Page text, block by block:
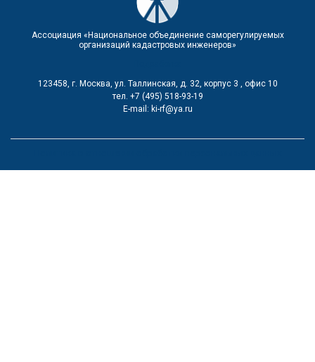
Ассоциация «Национальное объединение саморегулируемых
организаций кадастровых инженеров»
123458, г. Москва, ул. Таллинская, д. 32, корпус 3 , офис 10
тел. +7 (495) 518-93-19
Е-mail: ki-rf@ya.ru